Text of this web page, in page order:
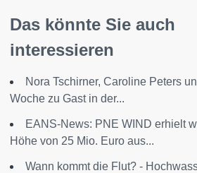
Das könnte Sie auch
interessieren
Nora Tschirner, Caroline Peters
Woche zu Gast in der...
EANS-News: PNE WIND erhielt
Höhe von 25 Mio. Euro aus...
Wann kommt die Flut? -